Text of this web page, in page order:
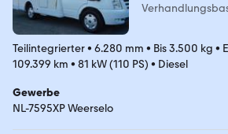
Teilintegrierter• 6.280 mm • Bis 3.500 kg •
109.399 km • 81 kW (110 PS) • Diesel
Gewerbe
NL-7595XP Weerselo